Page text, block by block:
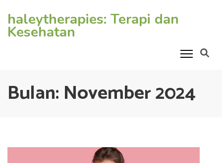
konten
haleytherapies: Terapi dan
Kesehatan
Bulan: November 2024